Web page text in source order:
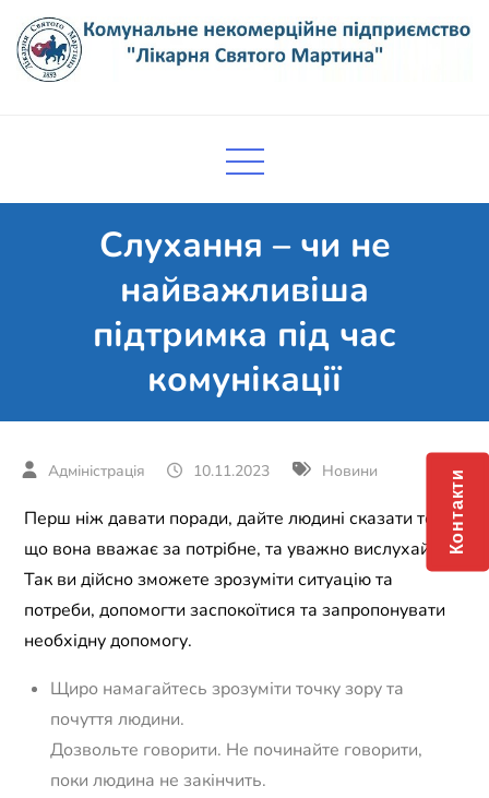
content
підприємство "Лікарня Святого
Слухання – чи не
найважливіша
підтримка під час
комунікації
10.11.2023 Новини
Перш ніж давати поради, дайте людині сказати те,
що вона вважає за потрібне, та уважно вислухайте.
Так ви дійсно зможете зрозуміти ситуацію та
потреби, допомогти заспокоїтися та запропонувати
необхідну допомогу.
Щиро намагайтесь зрозуміти точку зору та
почуття людини.
Дозвольте говорити. Не починайте говорити,
поки людина не закінчить.
Контакти